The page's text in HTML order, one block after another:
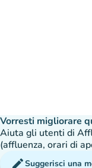
Vorresti migliorare
Aiuta gli utenti di
(affluenza, orari di
editSuggerisci una